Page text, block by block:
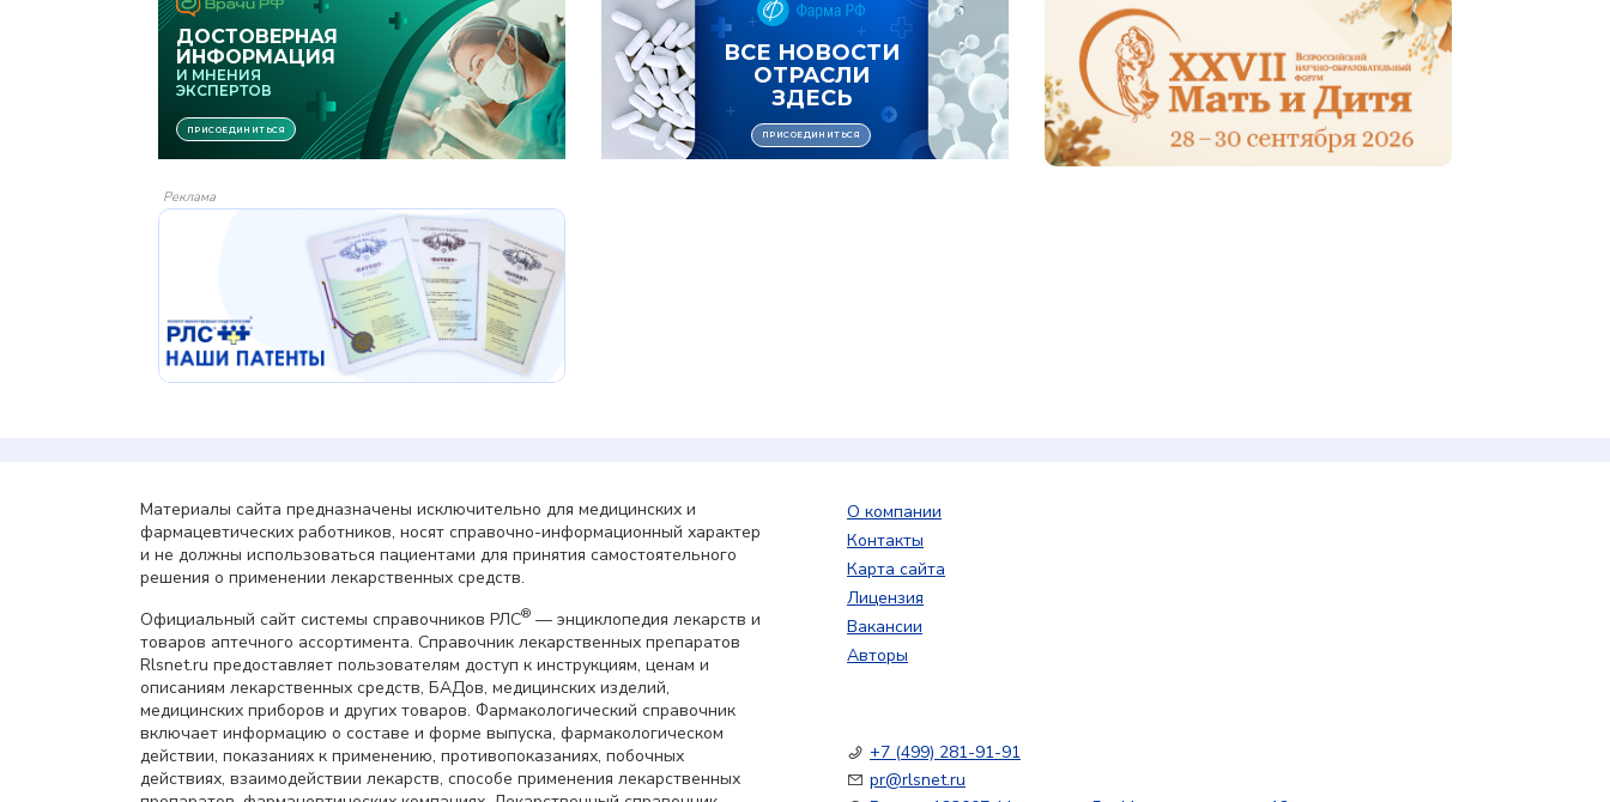
Реклама
Материалы сайта предназначены исключительно для медицинских и
фармацевтических работников, носят справочно-информационный характер
и не должны использоваться пациентами для принятия самостоятельного
решения о применении лекарственных средств.
Официальный сайт системы справочников РЛС® — энциклопедия лекарств и
товаров аптечного ассортимента. Справочник лекарственных препаратов
Rlsnet.ru предоставляет пользователям доступ к инструкциям, ценам и
описаниям лекарственных средств, БАДов, медицинских изделий,
медицинских приборов и других товаров. Фармакологический справочник
включает информацию о составе и форме выпуска, фармакологическом
действии, показаниях к применению, противопоказаниях, побочных
действиях, взаимодействии лекарств, способе применения лекарственных
О компании
Контакты
Карта сайта
Лицензия
Вакансии
Авторы
+7 (499) 281-91-91
pr@rlsnet.ru